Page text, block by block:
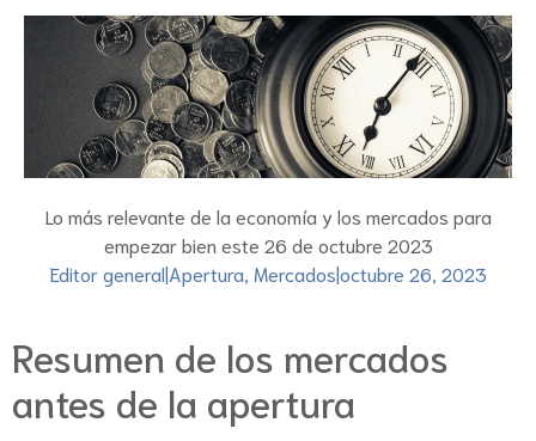
Lo más relevante de la economía y los mercados para
empezar bien este 26 de octubre 2023
Editor general|Apertura, Mercados|octubre 26, 2023
Resumen de los mercados
antes de la apertura